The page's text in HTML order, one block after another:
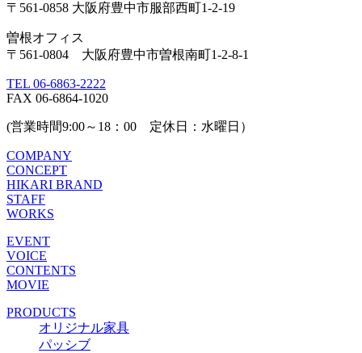
〒561-0858 大阪府豊中市服部西町1-2-19
曽根オフィス
〒561-0804 大阪府豊中市曽根南町1-2-8-1
TEL 06-6863-2222
FAX 06-6864-1020
(営業時間9:00～18：00 定休日：水曜日）
COMPANY
CONCEPT
HIKARI BRAND
STAFF
WORKS
EVENT
VOICE
CONTENTS
MOVIE
PRODUCTS
オリジナル家具
パッシブ